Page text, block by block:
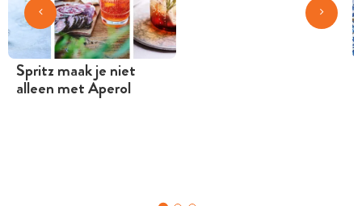
Spritz maak je niet
alleen met Aperol